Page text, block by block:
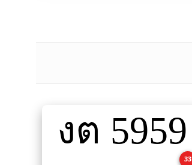
Add
to
cart
งต 5959
33